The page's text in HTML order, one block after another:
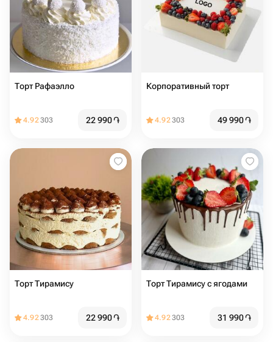
Торт Рафаэлло
4.92303 22 990֏
Корпоративный торт
4.92303 49 990֏
Торт Тирамису
4.92303 22 990֏
Торт Тирамису с ягодами
4.92303 31 990֏